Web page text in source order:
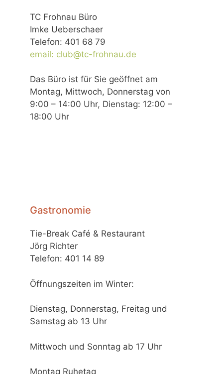
TC Frohnau Büro
Imke Ueberschaer
Telefon: 401 68 79
email: club@tc-frohnau.de
Das Büro ist für Sie geöffnet am
Montag, Mittwoch, Donnerstag von
9:00 – 14:00 Uhr, Dienstag: 12:00 –
18:00 Uhr
Gastronomie
Tie-Break Café & Restaurant
Jörg Richter
Telefon: 401 14 89
Öffnungszeiten im Winter:
Dienstag, Donnerstag, Freitag und
Samstag ab 13 Uhr
Mittwoch und Sonntag ab 17 Uhr
Montag Ruhetag